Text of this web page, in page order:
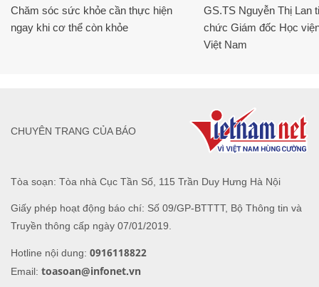
Chăm sóc sức khỏe cần thực hiện
ngay khi cơ thể còn khỏe
GS.TS Nguyễn Thị Lan
chức Giám đốc Học
Việt Nam
Tòa soạn: Tòa nhà Cục Tần Số, 115 Trần Duy Hưng Hà Nội
Giấy phép hoạt động báo chí: Số 09/GP-BTTTT, Bộ Thông tin và
Truyền thông cấp ngày 07/01/2019.
Hotline nội dung: 0916118822
Email: toasoan@infonet.vn
CHUYÊN TRANG CỦA BÁO